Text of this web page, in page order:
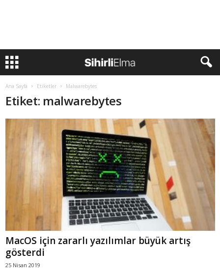
Ana Sayfa Etiketler Malwarebytes
Etiket: malwarebytes
MacOS için zararlı yazılımlar büyük artış
gösterdi
25 Nisan 2019